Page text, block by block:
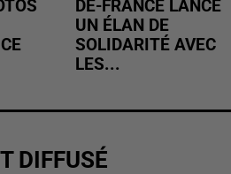
DE-FRANCE LANCE
UN ÉLAN DE
SOLIDARITÉ AVEC
LES...
DIFFUSÉ